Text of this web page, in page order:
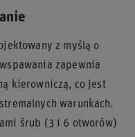
z myślą o
zapewnia
kierowniczą, co jest
warunkach.
śrub (3 i 6 otworów)